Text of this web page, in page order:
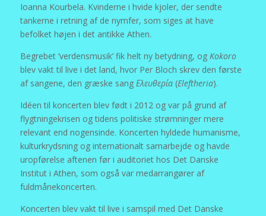
Ioanna Kourbela. Kvinderne i hvide kjoler, der sendte
tankerne i retning af de nymfer, som siges at have
befolket højen i det antikke Athen.
Begrebet ‘verdensmusik’ fik helt ny betydning, og Kokoro
blev vakt til live i det land, hvor Per Bloch skrev den første
af sangene, den græske sang Ελευθερία(Eleftheria).
Idéen til koncerten blev født i 2012 og var på grund af
flygtningekrisen og tidens politiske strømninger mere
relevant end nogensinde. Koncerten hyldede humanisme,
kulturkrydsning og internationalt samarbejde og havde
uropførelse aftenen før i auditoriet hos Det Danske
Institut i Athen, som også var medarrangører af
fuldmånekoncerten.
Koncerten blev vakt til live i samspil med Det Danske